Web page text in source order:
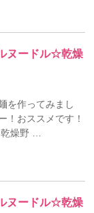
ヌードル☆乾燥
を作ってみまし
！おススメです！
燥野 …
ヌードル☆乾燥